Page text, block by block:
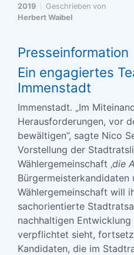
2019
Geschrieben von
Herbert Waibel
Presseinformation
Ein engagiertes
Immenstadt
Immenstadt. „Im
Herausforderungen, vor
bewältigen”, sagte Nico
Vorstellung der
Wählergemeinschaft ‚die
Wählergemeinschaft will
sachorientierte
nachhaltigen
verpflichtet sieht,
Kandidaten, die im